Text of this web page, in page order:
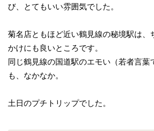
び、とてもいい雰囲気でした。
菊名店ともほど近い鶴見線の秘境駅は、
かけにも良いところです。
同じ鶴見線の国道駅のエモい（若者言葉
も、なかなか。
土日のプチトリップでした。